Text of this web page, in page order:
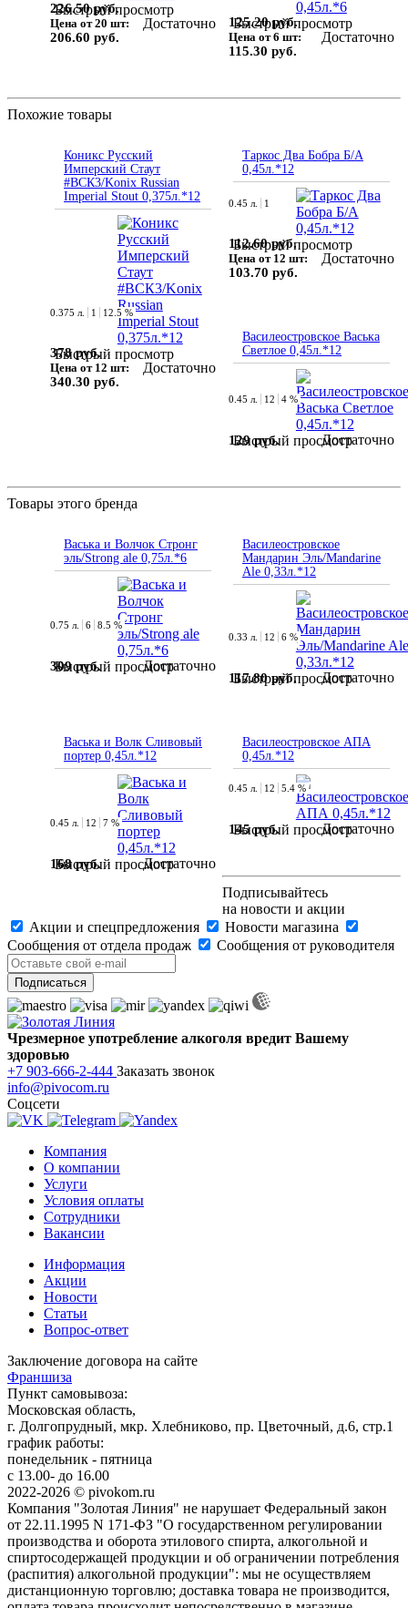
Быстрый просмотр
226.50 руб.
Цена от 20 шт:
206.60 руб.
Достаточно Быстрый просмотр
125.20 руб.
Цена от 6 шт:
115.30 руб.
Достаточно
Похожие товары
Коникс Русский
Имперский Стаут
#ВСК3/Konix Russian
Imperial Stout 0,375л.*12
Быстрый просмотр
0.375 л. 1 12.5 %
378 руб.
Цена от 12 шт:
340.30 руб.
Достаточно
Таркос Два Бобра Б/А
0,45л.*12
Быстрый просмотр
0.45 л. 1
112.60 руб.
Цена от 12 шт:
103.70 руб.
Достаточно
Василеостровское Васька
Светлое 0,45л.*12
Быстрый просмотр
0.45 л. 12 4 %
129 руб. Достаточно
Товары этого бренда
Васька и Волчок Стронг
эль/Strong ale 0,75л.*6
Быстрый просмотр
0.75 л. 6 8.5 %
309 руб. Достаточно
Василеостровское
Мандарин Эль/Mandarine
Ale 0,33л.*12
Быстрый просмотр
0.33 л. 12 6 %
117.80 руб. Достаточно
Васька и Волк Сливовый
портер 0,45л.*12
Быстрый просмотр
0.45 л. 12 7 %
168 руб. Достаточно
Василеостровское АПА
0,45л.*12
Быстрый просмотр
0.45 л. 12 5.4 %
145 руб. Достаточно
Подписывайтесь
на новости и акции
Акции и спецпредложения
Новости магазина
Сообщения от отдела продаж
Сообщения от руководителя
Чрезмерное употребление алкоголя вредит Вашему
здоровью
+7 903-666-2-444 Заказать звонок
info@pivocom.ru
Соцсети
Компания
О компании
Услуги
Условия оплаты
Сотрудники
Вакансии
Информация
Акции
Новости
Статьи
Вопрос-ответ
Заключение договора на сайте
Франшиза
Пункт самовывоза:
Московская область,
г. Долгопрудный, мкр. Хлебниково, пр. Цветочный, д.6, стр.1
график работы:
понедельник - пятница
с 13.00- до 16.00
2022-2026 © pivokom.ru
Компания "Золотая Линия" не нарушает Федеральный закон
от 22.11.1995 N 171-ФЗ "О государственном регулировании
производства и оборота этилового спирта, алкогольной и
спиртосодержащей продукции и об ограничении потребления
(распития) алкогольной продукции": мы не осуществляем
дистанционную торговлю; доставка товара не производится,